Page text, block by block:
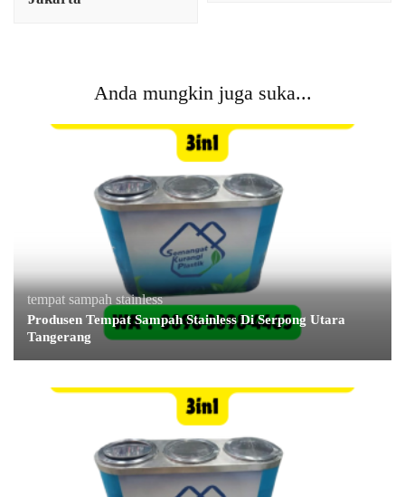
Anda mungkin juga suka...
tempat sampah stainless
Produsen Tempat Sampah Stainless Di Serpong Utara
Tangerang